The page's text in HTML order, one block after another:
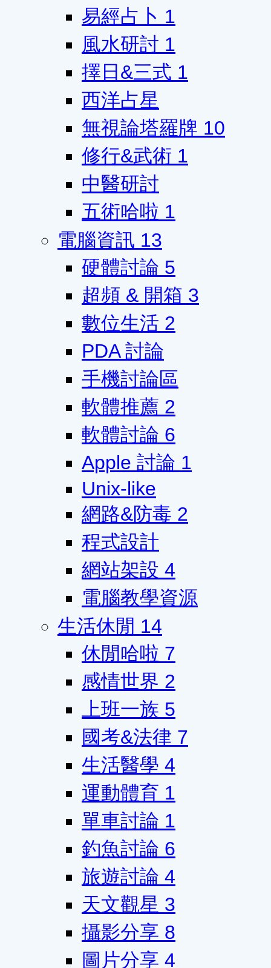
易經占卜 1
風水研討 1
擇日&三式 1
西洋占星
無視論塔羅牌 10
修行&武術 1
中醫研討
五術哈啦 1
電腦資訊 13
硬體討論 5
超頻 & 開箱 3
數位生活 2
PDA 討論
手機討論區
軟體推薦 2
軟體討論 6
Apple 討論 1
Unix-like
網路&防毒 2
程式設計
網站架設 4
電腦教學資源
生活休閒 14
休閒哈啦 7
感情世界 2
上班一族 5
國考&法律 7
生活醫學 4
運動體育 1
單車討論 1
釣魚討論 6
旅遊討論 4
天文觀星 3
攝影分享 8
圖片分享 4